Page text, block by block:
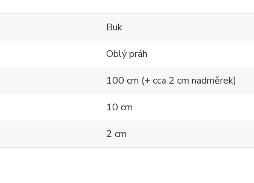
Buk
Oblý práh
100 cm (+ cca 2 cm nadměrek)
10 cm
2 cm